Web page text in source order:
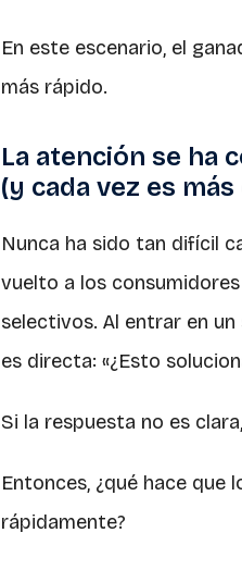
En este escenario, el
más rápido.
La atención se ha
(y cada vez es más
Nunca ha sido tan difícil
vuelto a los
selectivos. Al entrar en un
es directa: «¿Esto
Si la respuesta no es
Entonces, ¿qué hace que
rápidamente?